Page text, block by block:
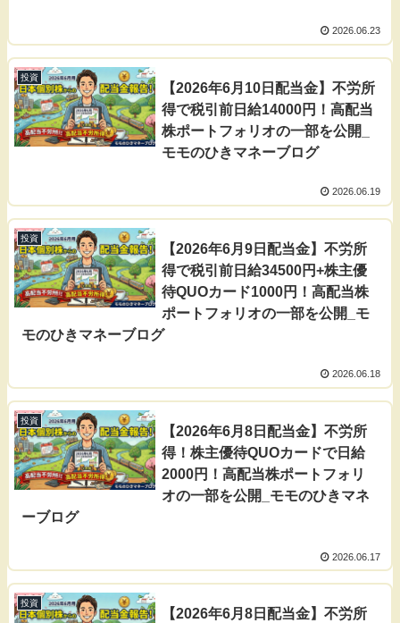
2026.06.23
投資
【2026年6月10日配当金】不労所
得で税引前日給14000円！高配当
株ポートフォリオの一部を公開_
モモのひきマネーブログ
2026.06.19
投資
【2026年6月9日配当金】不労所
得で税引前日給34500円+株主優
待QUOカード1000円！高配当株
ポートフォリオの一部を公開_モ
モのひきマネーブログ
2026.06.18
投資
【2026年6月8日配当金】不労所
得！株主優待QUOカードで日給
2000円！高配当株ポートフォリ
オの一部を公開_モモのひきマネ
ーブログ
2026.06.17
投資
【2026年6月8日配当金】不労所